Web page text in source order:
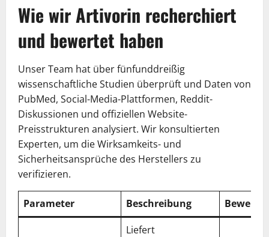
Wie wir Artivorin recherchiert
und bewertet haben
Unser Team hat über fünfunddreißig
wissenschaftliche Studien überprüft und Daten von
PubMed, Social-Media-Plattformen, Reddit-
Diskussionen und offiziellen Website-
Preisstrukturen analysiert. Wir konsultierten
Experten, um die Wirksamkeits- und
Sicherheitsansprüche des Herstellers zu
verifizieren.
Parameter Beschreibung
Liefert